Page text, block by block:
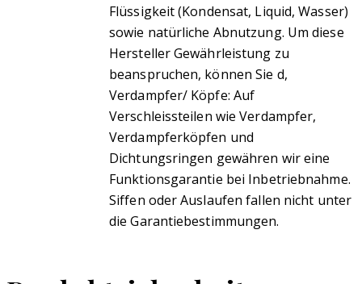
Flüssigkeit (Kondensat, Liquid, Wasser)
sowie natürliche Abnutzung. Um diese
Hersteller Gewährleistung zu
beanspruchen, können Sie d,
Verdampfer/ Köpfe: Auf
Verschleissteilen wie Verdampfer,
Verdampferköpfen und
Dichtungsringen gewähren wir eine
Funktionsgarantie bei Inbetriebnahme.
Siffen oder Auslaufen fallen nicht unter
die Garantiebestimmungen.